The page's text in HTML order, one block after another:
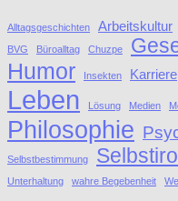
Alltagsgeschichten Arbeitskultur
BVG
Büroalltag Chuzpe
Humor Insekten Karriere
Leben Lösung Medien
Philosophie
Selbstbestimmung
Unterhaltung wahre Begebenheit